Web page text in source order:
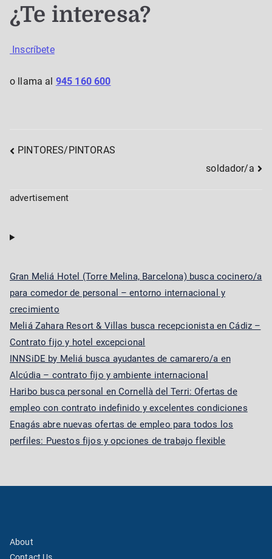
¿Te interesa?
Inscríbete
o llama al 945 160 600
Post
PINTORES/PINTORAS
soldador/a
advertisement
Gran Meliá Hotel (Torre Melina, Barcelona) busca cocinero/a
para comedor de personal – entorno internacional y
crecimiento
Meliá Zahara Resort & Villas busca recepcionista en Cádiz –
Contrato fijo y hotel excepcional
INNSiDE by Meliá busca ayudantes de camarero/a en
Alcúdia – contrato fijo y ambiente internacional
Haribo busca personal en Cornellà del Terri: Ofertas de
empleo con contrato indefinido y excelentes condiciones
Enagás abre nuevas ofertas de empleo para todos los
perfiles: Puestos fijos y opciones de trabajo flexible
About